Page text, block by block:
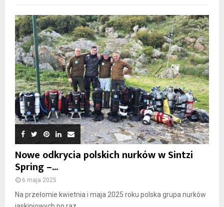
Nowe odkrycia polskich nurków w Sintzi
Spring –...
6 maja 2025
Na przełomie kwietnia i maja 2025 roku polska grupa nurków